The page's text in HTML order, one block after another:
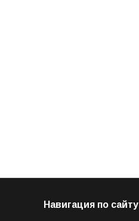
Навигация по сайту